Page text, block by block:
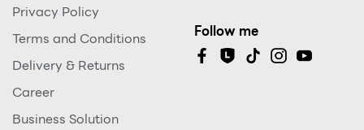
Privacy Policy
Terms and Conditions
Delivery & Returns
Career
Business Solution
Follow me